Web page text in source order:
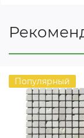
Популярный